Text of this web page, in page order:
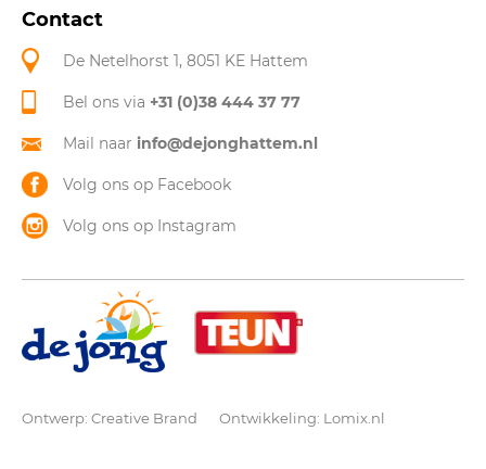
Contact
De Netelhorst 1, 8051 KE Hattem
Bel ons via +31 (0)38 444 37 77
Mail naar info@dejonghattem.nl
Volg ons op Facebook
Volg ons op Instagram
Ontwerp: Creative Brand Ontwikkeling: Lomix.nl